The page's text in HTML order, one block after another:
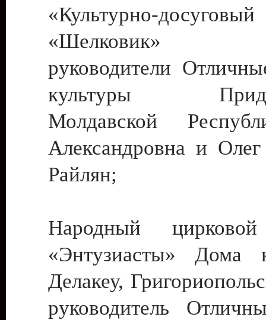
«Культурно-
«Шелковик»
руководители
культуры
Молдавской
Александровна и
Райлян;
Народный цирковой
«Энтузиасты» Дома
Делакеу,
руководитель